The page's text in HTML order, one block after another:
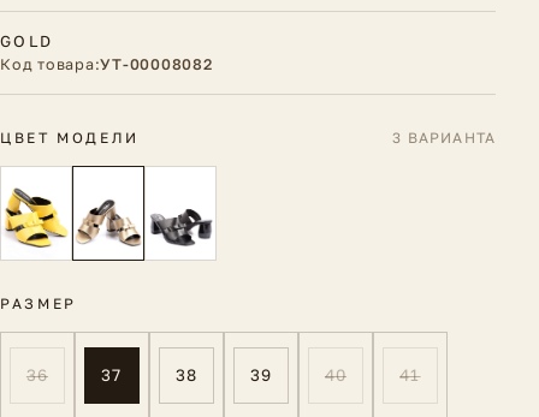
GOLD
Код товара:УТ-00008082
ЦВЕТ МОДЕЛИ 3 ВАРИАНТА
РАЗМЕР
36 37 38 39 40 41